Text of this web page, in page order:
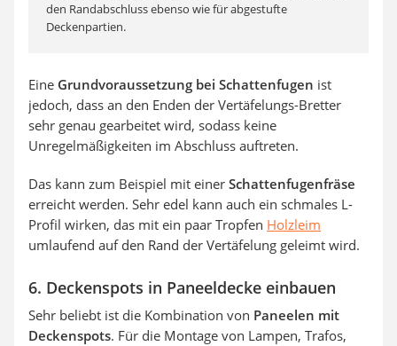
den Randabschluss ebenso wie für abgestufte
Deckenpartien.
Eine Grundvoraussetzung bei Schattenfugen ist
jedoch, dass an den Enden der Vertäfelungs-Bretter
sehr genau gearbeitet wird, sodass keine
Unregelmäßigkeiten im Abschluss auftreten.
Das kann zum Beispiel mit einer Schattenfugenfräse
erreicht werden. Sehr edel kann auch ein schmales L-
Profil wirken, das mit ein paar Tropfen Holzleim
umlaufend auf den Rand der Vertäfelung geleimt wird.
6. Deckenspots in Paneeldecke einbauen
Sehr beliebt ist die Kombination von Paneelen mit
Deckenspots. Für die Montage von Lampen, Trafos,